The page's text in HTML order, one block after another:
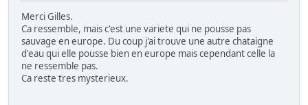
Merci Gilles.
Ca ressemble, mais c'est une variete qui ne pousse pas
sauvage en europe. Du coup j'ai trouve une autre chataigne
d'eau qui elle pousse bien en europe mais cependant celle la
ne ressemble pas.
Ca reste tres mysterieux.